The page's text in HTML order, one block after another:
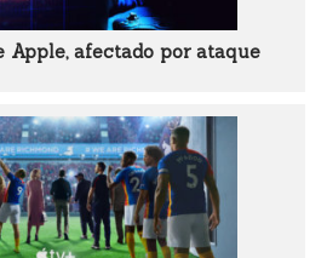
Apple, afectado por ataque